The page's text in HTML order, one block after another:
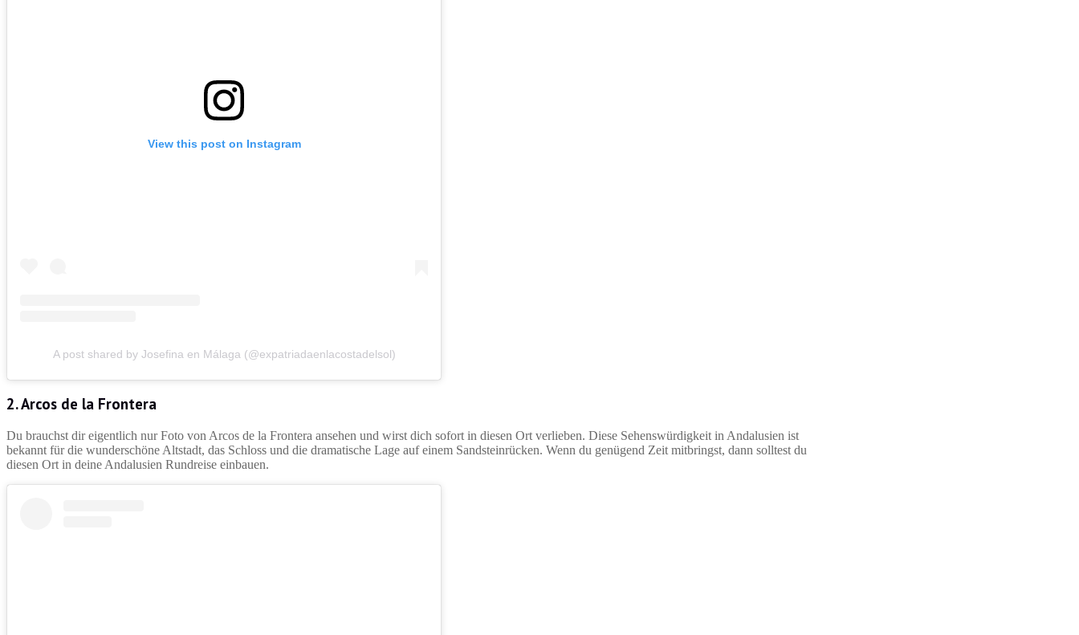
View this post on Instagram
A post shared by Josefina en Málaga (@expatriadaenlacostadelsol)
2.Arcos de la Frontera
Du brauchst dir eigentlich nur Foto von Arcos de la Frontera ansehen und wirst dich sofort in diesen Ort verlieben. Diese Sehenswürdigkeit in Andalusien ist
bekannt für die wunderschöne Altstadt, das Schloss und die dramatische Lage auf einem Sandsteinrücken. Wenn du genügend Zeit mitbringst, dann solltest du
diesen Ort in deine Andalusien Rundreise einbauen.